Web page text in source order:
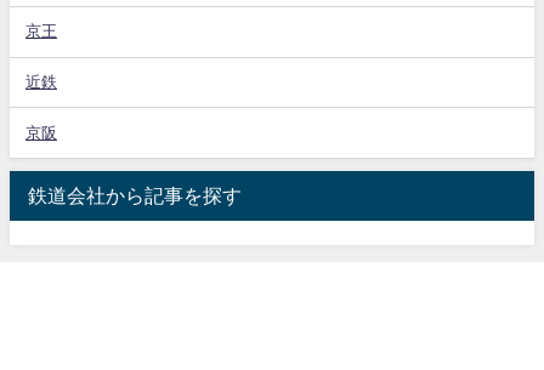
京王
近鉄
京阪
鉄道会社から記事を探す